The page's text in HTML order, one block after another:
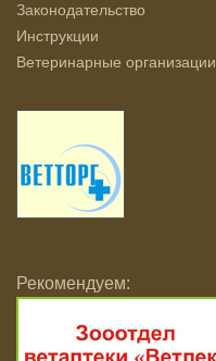
Законодательство
Инструкции
Ветеринарные организации
Рекомендуем: